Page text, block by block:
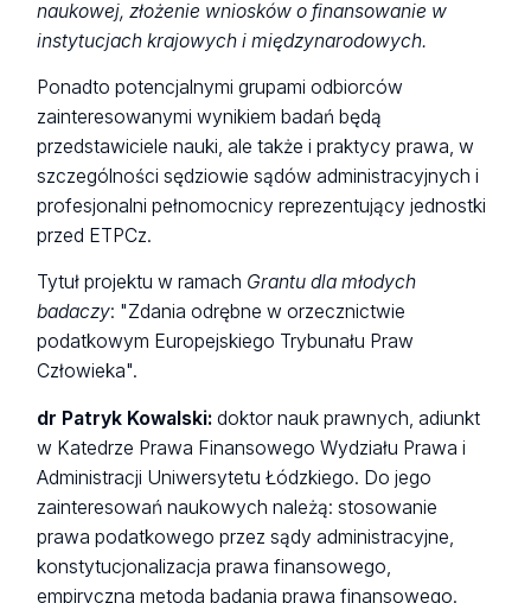
naukowej, złożenie wniosków o finansowanie w
instytucjach krajowych i międzynarodowych.
Ponadto potencjalnymi grupami odbiorców
zainteresowanymi wynikiem badań będą
przedstawiciele nauki, ale także i praktycy prawa, w
szczególności sędziowie sądów administracyjnych i
profesjonalni pełnomocnicy reprezentujący jednostki
przed ETPCz.
Tytuł projektu w ramach Grantu dla młodych
badaczy: "Zdania odrębne w orzecznictwie
podatkowym Europejskiego Trybunału Praw
Człowieka".
dr Patryk Kowalski: doktor nauk prawnych, adiunkt
w Katedrze Prawa Finansowego Wydziału Prawa i
Administracji Uniwersytetu Łódzkiego. Do jego
zainteresowań naukowych należą: stosowanie
prawa podatkowego przez sądy administracyjne,
konstytucjonalizacja prawa finansowego,
empiryczna metoda badania prawa finansowego.